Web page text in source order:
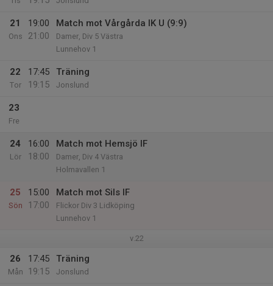
21
Ons
19:00
21:00
Match mot Vårgårda IK U (9:9)
Damer, Div 5 Västra
Lunnehov 1
22
Tor
17:45
19:15
Träning
Jonslund
23
Fre
24
Lör
16:00
18:00
Match mot Hemsjö IF
Damer, Div 4 Västra
Holmavallen 1
25
Sön
15:00
17:00
Match mot Sils IF
Flickor Div 3 Lidköping
Lunnehov 1
v.22
26
Mån
17:45
19:15
Träning
Jonslund